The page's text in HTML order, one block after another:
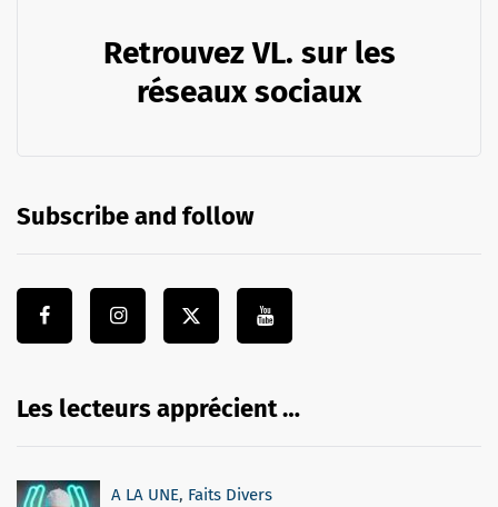
Retrouvez VL. sur les
réseaux sociaux
Subscribe and follow
Les lecteurs apprécient …
A LA UNE, Faits Divers